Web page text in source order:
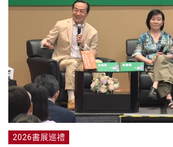
2026書展巡禮